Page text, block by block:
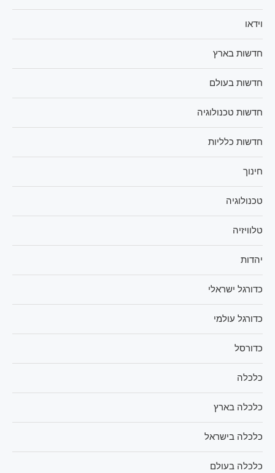
וידאו
חדשות בארץ
חדשות בעולם
חדשות טכנולוגיה
חדשות כלליות
חינוך
טכנולוגיה
טלוויזיה
יהדות
כדורגל ישראלי
כדורגל עולמי
כדורסל
כלכלה
כלכלה בארץ
כלכלה בישראל
כלכלה בעולם